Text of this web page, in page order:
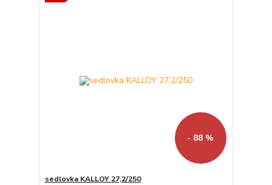
- 88 %
sedlovka KALLOY 27,2/250